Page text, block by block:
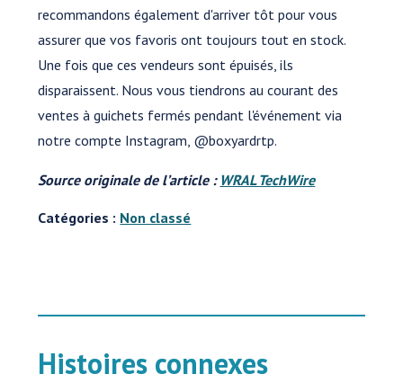
recommandons également d'arriver tôt pour vous
assurer que vos favoris ont toujours tout en stock.
Une fois que ces vendeurs sont épuisés, ils
disparaissent. Nous vous tiendrons au courant des
ventes à guichets fermés pendant l'événement via
notre compte Instagram, @boxyardrtp.
Source originale de l’article : WRAL TechWire
Catégories : Non classé
Histoires connexes